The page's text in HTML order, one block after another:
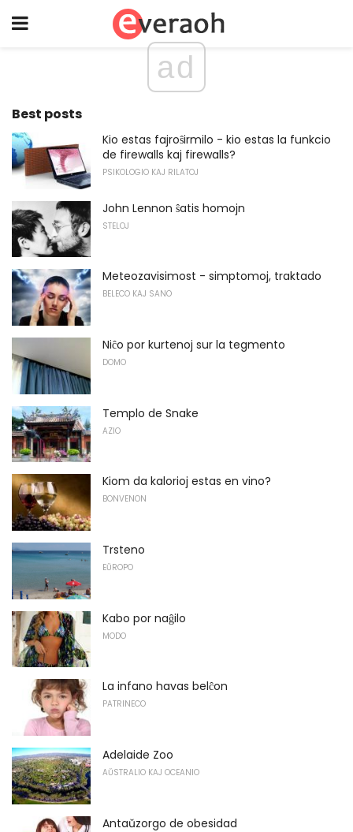
ad
Best posts
Kio estas fajroŝirmilo - kio estas la funkcio
de firewalls kaj firewalls?
PSIKOLOGIO KAJ RILATOJ
John Lennon ŝatis homojn
STELOJ
Meteozavisimost - simptomoj, traktado
BELECO KAJ SANO
Niĉo por kurtenoj sur la tegmento
DOMO
Templo de Snake
AZIO
Kiom da kalorioj estas en vino?
BONVENON
Trsteno
EŬROPO
Kabo por naĝilo
MODO
La infano havas belĉon
PATRINECO
Adelaide Zoo
AŬSTRALIO KAJ OCEANIO
Antaŭzorgo de obesidad